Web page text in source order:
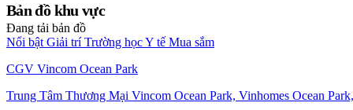
Bản đồ khu vực
Đang tải bản đồ
Nổi bật Giải trí Trường họcY tế Mua sắm
CGV Vincom Ocean Park
Trung Tâm Thương Mại Vincom Ocean Park, Vinhomes Ocean